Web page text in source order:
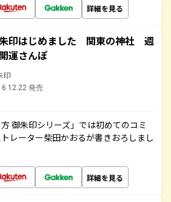
詳細を見る
印はじめました 関東の神社 週
運さんぽ
印
発売
御朱印シリーズ」では初めてのコミ
レーター柴田かおるが書きおろしまし
詳細を見る